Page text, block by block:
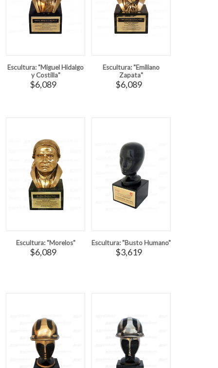
Escultura: "Miguel Hidalgo
y Costilla"
$6,089
Escultura: "Emiliano
Zapata"
$6,089
Escultura: "Morelos"
$6,089
Escultura: "Busto Humano"
$3,619